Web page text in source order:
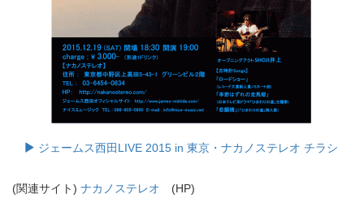
ジェームス西田LIVE 2015 in 東京・ナカノステレオ チラシ
(関連サイト) ナカノステレオ (HP)